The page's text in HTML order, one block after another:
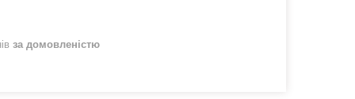
за домовленістю